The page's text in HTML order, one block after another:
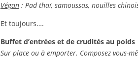
Végan : Pad thaï, samoussas, nouilles
Et toujours….
Buffet d’entrées et de crudités au poids
Sur place ou à emporter. Composez vous-